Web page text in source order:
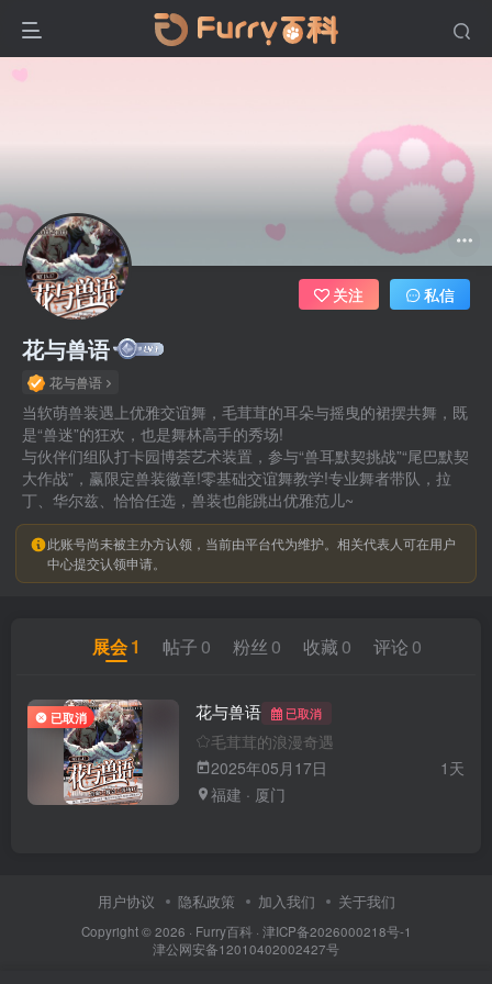
花与兽语
花与兽语
当软萌兽装遇上优雅交谊舞，毛茸茸的耳朵与摇曳的裙摆共舞，既
是“兽迷”的狂欢，也是舞林高手的秀场!
与伙伴们组队打卡园博荟艺术装置，参与“兽耳默契挑战”“尾巴默契
大作战”，赢限定兽装徽章!零基础交谊舞教学!专业舞者带队，拉
丁、华尔兹、恰恰任选，兽装也能跳出优雅范儿~
关注 私信
此账号尚未被主办方认领，当前由平台代为维护。相关代表人可在用户
中心提交认领申请。
展会1 帖子 0 粉丝 0 收藏 0 评论 0
已取消 花与兽语 已取消
毛茸茸的浪漫奇遇
2025年05月17日
1天
福建 · 厦门
用户协议 隐私政策 加入我们 关于我们
Copyright © 2026 · Furry百科· 津ICP备2026000218号-1
津公网安备12010402002427号